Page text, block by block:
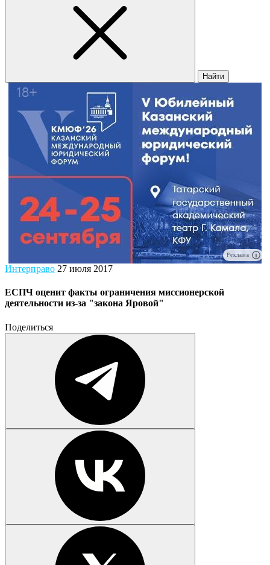
Найти
Реклама
Интерправо 27 июля 2017
ЕСПЧ оценит факты ограничения миссионерской
деятельности из-за "закона Яровой"
Поделиться